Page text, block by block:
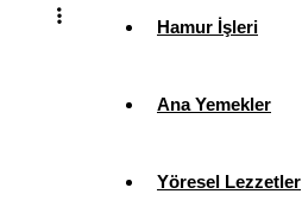
Hamur İşleri
Ana Yemekler
Yöresel Lezzetler